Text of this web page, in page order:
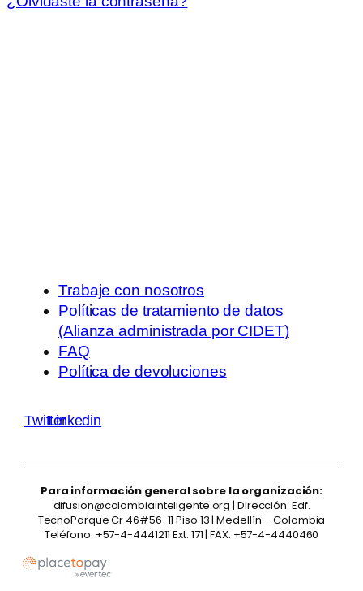
Trabaje con nosotros
Políticas de tratamiento de datos
(Alianza administrada por CIDET)
FAQ
Política de devoluciones
TwitterLinkedin
Para información general sobre la organización:
difusion@colombiainteligente.org | Dirección: Edf.
TecnoParque Cr 46#56-11 Piso 13 | Medellín – Colombia
Teléfono: +57-4-4441211 Ext. 171 | FAX: +57-4-4440460